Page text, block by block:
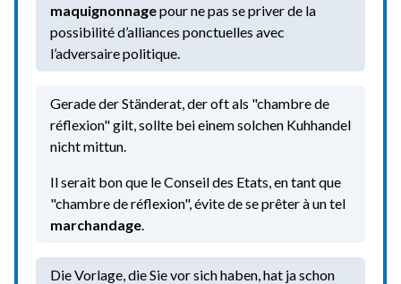
maquignonnagepour ne pas se priver de la
possibilité d’alliances ponctuelles avec
l’adversaire politique.
Gerade der Ständerat, der oft als "chambre de
réflexion" gilt, sollte bei einem solchen Kuhhandel
nicht mittun.
Il serait bon que le Conseil des Etats, en tant que
"chambre de réflexion", évite de se prêter à un tel
marchandage.
Die Vorlage, die Sie vor sich haben, hat ja schon